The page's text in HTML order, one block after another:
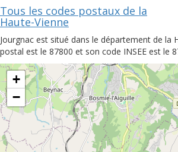
Tous les codes postaux de la
Haute-Vienne
Jourgnac est situé dans le département de la
postal est le 87800 et son code INSEE est le
+
−